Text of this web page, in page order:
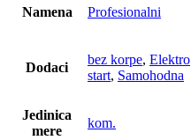
Namena Profesionalni
Dodaci
bez korpe, Elektro
start, Samohodna
Jedinica
mere
kom.